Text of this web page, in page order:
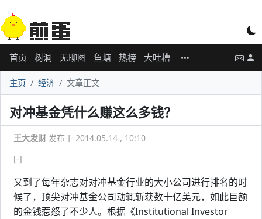
首页 树洞 无聊图 鱼塘 热榜 大吐槽
主页 经济 文章正文
对冲基金凭什么赚这么多钱？
王大发财 发布于 2014.05.14 , 10:10
[-]
又到了每年杂志对对冲基金行业的大小公司进行排名的时
候了，顶尖对冲基金公司动辄斩获数十亿美元，如此巨额
的金钱惹怒了不少人。根据《Institutional Investor